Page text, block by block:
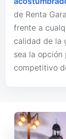
de Renta
frente a
calidad de la
sea la
competitivo